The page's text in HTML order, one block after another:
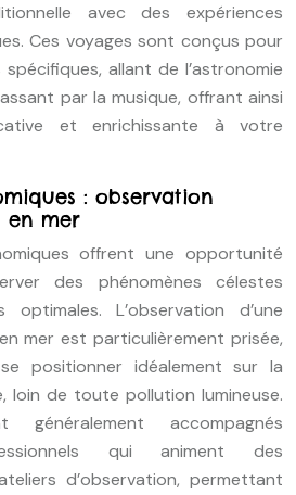
avec des expériences
Ces voyages sont conçus pour
allant de l’astronomie
par la musique, offrant ainsi
et enrichissante à votre
: observation
en mer
offrent une opportunité
des phénomènes célestes
L’observation d’une
mer est particulièrement prisée,
positionner idéalement sur la
loin de toute pollution lumineuse.
accompagnés
qui animent des
d’observation, permettant